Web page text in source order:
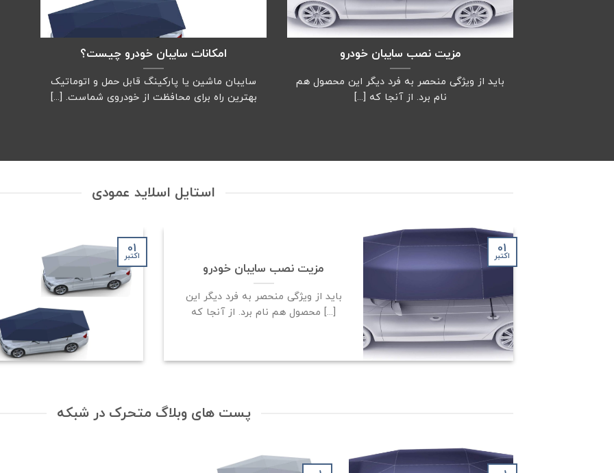
مزیت نصب سایبان خودرو
باید از ویژگی منحصر به فرد دیگر این محصول هم
نام برد. از آنجا که [...]
امکانات سایبان خودرو چیست؟
سایبان ماشین یا پارکینگ قابل حمل و اتوماتیک
بهترین راه برای محافظت از خودروی شماست. [...]
استایل اسلاید عمودی
مزیت نصب سایبان خودرو
باید از ویژگی منحصر به فرد دیگر این
محصول هم نام برد. از آنجا که [...]
01
اکتبر 01
اکتبر
پست های وبلاگ متحرک در شبکه